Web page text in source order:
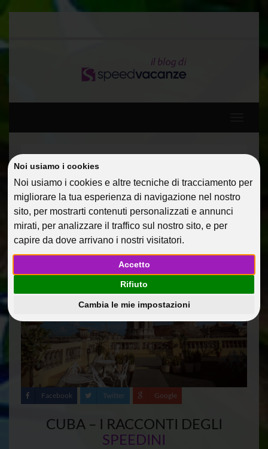
Noi usiamo i cookies
Noi usiamo i cookies e altre tecniche di tracciamento per
migliorare la tua esperienza di navigazione nel nostro
sito, per mostrarti contenuti personalizzati e annunci
mirati, per analizzare il traffico sul nostro sito, e per
capire da dove arrivano i nostri visitatori.
Accetto
Rifiuto
Cambia le mie impostazioni
CUBA: PAROLE IN LIBERTÀ!
18 Feb 2015 Protagonisti m.pucello
Facebook Twitter Google
CUBA – I RACCONTI DEGLI
SPEEDINI